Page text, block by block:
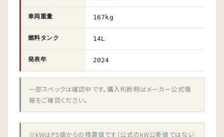
車両重量 167kg
燃料タンク 14L
発表年 2024
一部スペックは確認中です。購入判断時はメーカー公式情
報をご確認ください。
※kWはPS値からの換算値です（公式のkW公表値ではない